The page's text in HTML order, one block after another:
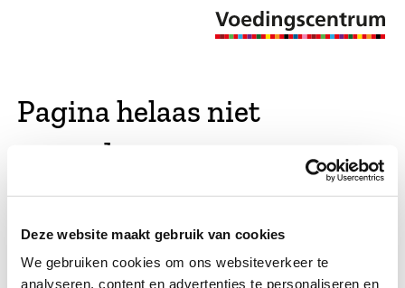
Deze website maakt gebruik van cookies
We gebruiken cookies om ons websiteverkeer te
analyseren, content en advertenties te personaliseren en
Pagina helaas niet
gevonden
hebben gekeken of er vergelijkbare pagina's
bestaan. Als dat zo is, dan zie je die hier.